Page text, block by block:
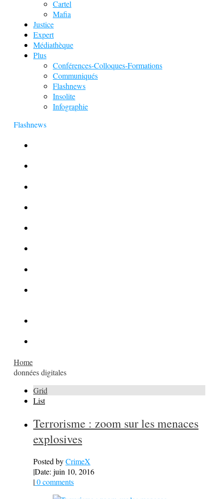
Cartel
Mafia
Justice
Expert
Médiathèque
Plus
Conférences-Colloques-Formations
Communiqués
Flashnews
Insolite
Infographie
Flashnews
Home
données digitales
Grid
List
Terrorisme : zoom sur les menaces
explosives
Posted byCrimeX
|Date: juin 10, 2016
|0 comments